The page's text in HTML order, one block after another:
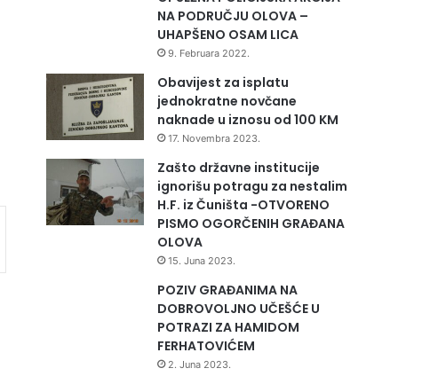
NA PODRUČJU OLOVA –
UHAPŠENO OSAM LICA
9. Februara 2022.
Obavijest za isplatu
jednokratne novčane
naknade u iznosu od 100 KM
17. Novembra 2023.
Zašto državne institucije
ignorišu potragu za nestalim
H.F. iz Čuništa -OTVORENO
PISMO OGORČENIH GRAĐANA
OLOVA
15. Juna 2023.
POZIV GRAĐANIMA NA
DOBROVOLJNO UČEŠĆE U
POTRAZI ZA HAMIDOM
FERHATOVIĆEM
2. Juna 2023.